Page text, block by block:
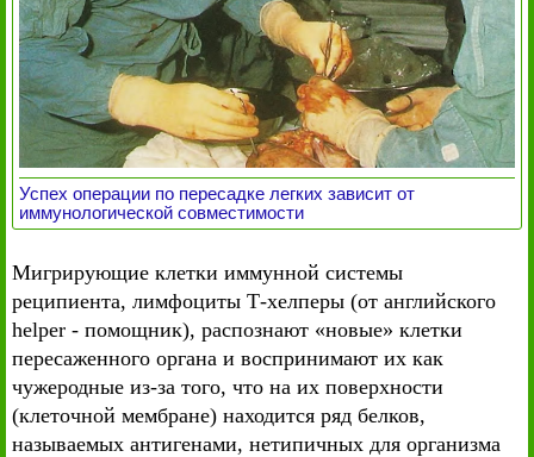
Успех операции по пересадке легких зависит от
иммунологической совместимости
Мигрирующие клетки иммунной системы
реципиента, лимфоциты Т-хелперы (от английского
helper - помощник), распознают «новые» клетки
пересаженного органа и воспринимают их как
чужеродные из-за того, что на их поверхности
(клеточной мембране) находится ряд белков,
называемых антигенами, нетипичных для организма